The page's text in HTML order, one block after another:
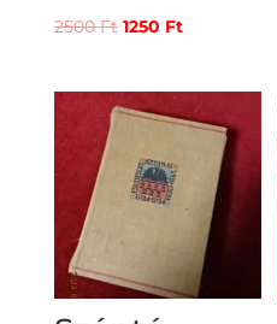
2500Ft Original
was:
2500 Ft.
1250 FtCurrent
is:
1250 Ft.